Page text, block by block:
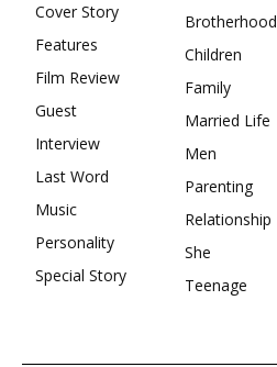
Cover Story
Features
Film Review
Guest
Interview
Last Word
Music
Personality
Special Story
Brotherhood
Children
Family
Married Life
Men
Parenting
Relationship
She
Teenage